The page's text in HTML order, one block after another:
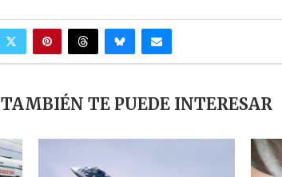
TAMBIÉN TE PUEDE INTERESAR